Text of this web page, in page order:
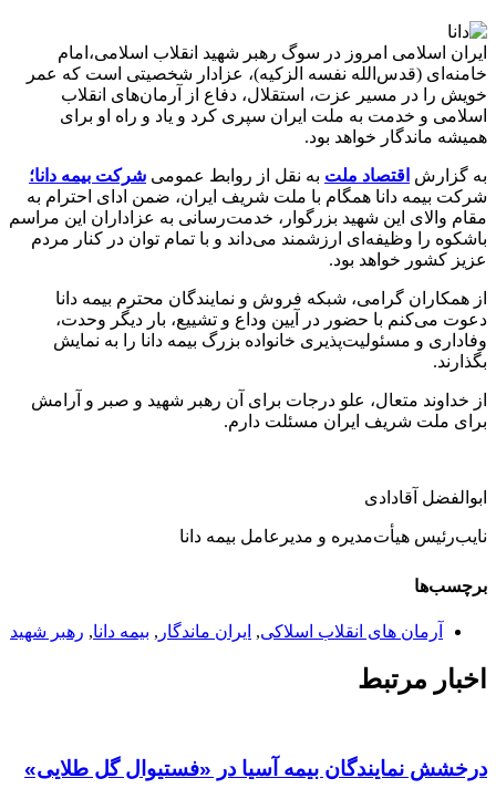
ایران اسلامی امروز در سوگ رهبر شهید انقلاب اسلامی،امام
خامنه‌ای (قدس‌الله نفسه الزکیه)، عزادار شخصیتی است که عمر
خویش را در مسیر عزت، استقلال، دفاع از آرمان‌های انقلاب
اسلامی و خدمت به ملت ایران سپری کرد و یاد و راه او برای
همیشه ماندگار خواهد بود.
به گزارش اقتصاد ملت به نقل از روابط عمومی شرکت بیمه دانا؛
شرکت بیمه دانا همگام با ملت شریف ایران، ضمن ادای احترام به
مقام والای این شهید بزرگوار، خدمت‌رسانی به عزاداران این مراسم
باشکوه را وظیفه‌ای ارزشمند می‌داند و با تمام توان در کنار مردم
عزیز کشور خواهد بود.
از همکاران گرامی، شبکه فروش و نمایندگان محترم بیمه دانا
دعوت می‌کنم با حضور در آیین وداع و تشییع، بار دیگر وحدت،
وفاداری و مسئولیت‌پذیری خانواده بزرگ بیمه دانا را به نمایش
بگذارند.
از خداوند متعال، علو درجات برای آن رهبر شهید و صبر و آرامش
برای ملت شریف ایران مسئلت دارم.
ابوالفضل آقادادی
نایب‌رئیس هیأت‌مدیره و مدیرعامل بیمه دانا
برچسب‌ها
آرمان های انقلاب اسلاکی, ایران ماندگار , بیمه دانا, رهبر شهید
اخبار مرتبط
درخشش نمایندگان بیمه آسیا در «فستیوال گل طلایی»